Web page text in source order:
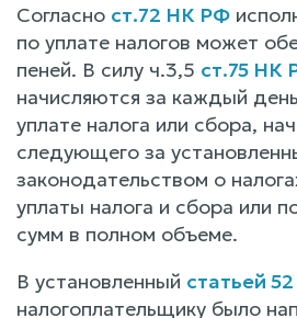
Согласно ст.72 НК РФ
по уплате налогов может
пеней. В силу ч.3,5 ст.75 НК
начисляются за каждый
уплате налога или сбора,
следующего за
законодательством о
уплаты налога и сбора или
сумм в полном объеме.
В установленный статьей
налогоплательщику было